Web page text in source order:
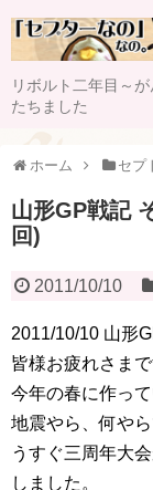
リボルト二年目～
たちました
ホーム セプ
山形GP戦記
回)
2011/10/10
2011/10/10 山形
皆様お疲れさま
今年の春に作っ
地震やら、何や
うすぐ三周年大
しました。